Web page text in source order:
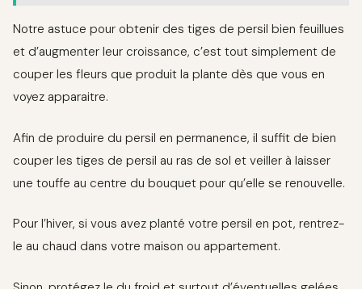
Notre astuce pour obtenir des tiges de persil bien feuillues
et d’augmenter leur croissance, c’est tout simplement de
couper les fleurs que produit la plante dès que vous en
voyez apparaitre.
Afin de produire du persil en permanence, il suffit de bien
couper les tiges de persil au ras de sol et veiller à laisser
une touffe au centre du bouquet pour qu’elle se renouvelle.
Pour l’hiver, si vous avez planté votre persil en pot, rentrez-
le au chaud dans votre maison ou appartement.